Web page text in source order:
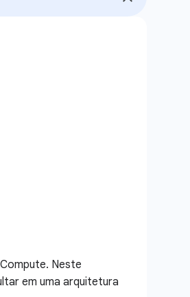
Neste
em uma arquitetura